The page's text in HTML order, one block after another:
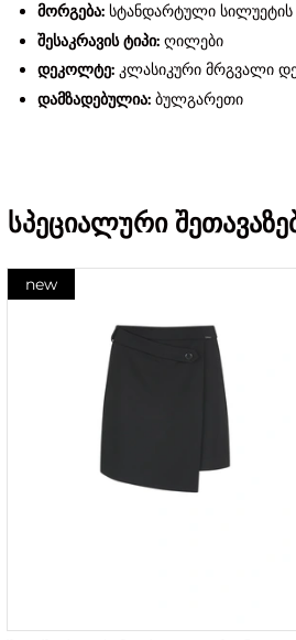
მორგება:სტანდარტული სილუეტის
შესაკრავის ტიპი:ღილები
დეკოლტე:კლასიკური მრგვალი
დამზადებულია:ბულგარეთი
სპეციალური
new